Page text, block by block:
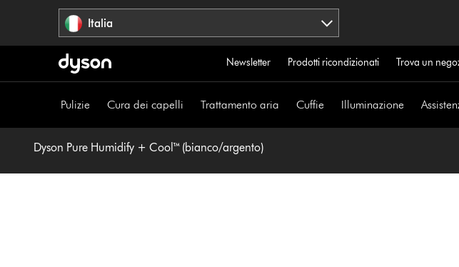
Italia
Newsletter Prodotti ricondizionati Trova un
Pulizie Cura dei capelli Trattamento aria Cuffie Illuminazione
Dyson Pure Humidify + Cool™ (bianco/argento)